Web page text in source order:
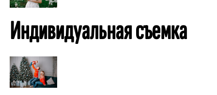
Индивидуальная съемка